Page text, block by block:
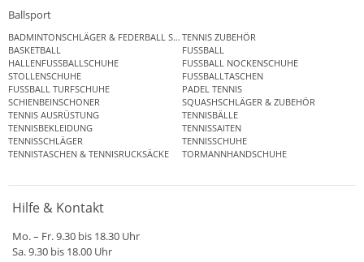
Ballsport
BADMINTONSCHLÄGER & FEDERBALL SETSTENNIS ZUBEHÖR
BASKETBALL
FUSSBALL
HALLENFUSSBALLSCHUHE
FUSSBALL NOCKENSCHUHE
STOLLENSCHUHE
FUSSBALLTASCHEN
FUSSBALL TURFSCHUHE
PADEL TENNIS
SCHIENBEINSCHONER
SQUASHSCHLÄGER & ZUBEHÖR
TENNIS AUSRÜSTUNG
TENNISBÄLLE
TENNISBEKLEIDUNG
TENNISSAITEN
TENNISSCHLÄGER
TENNISSCHUHE
TENNISTASCHEN & TENNISRUCKSÄCKE
TORMANNHANDSCHUHE
Hilfe & Kontakt
Mo. – Fr. 9.30 bis 18.30 Uhr
Sa. 9.30 bis 18.00 Uhr